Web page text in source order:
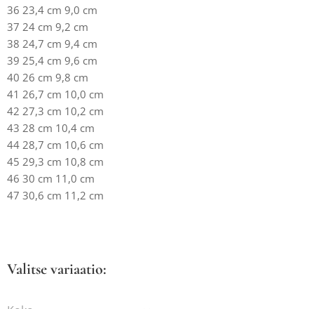
36 23,4 cm 9,0 cm
37 24 cm 9,2 cm
38 24,7 cm 9,4 cm
39 25,4 cm 9,6 cm
40 26 cm 9,8 cm
41 26,7 cm 10,0 cm
42 27,3 cm 10,2 cm
43 28 cm 10,4 cm
44 28,7 cm 10,6 cm
45 29,3 cm 10,8 cm
46 30 cm 11,0 cm
47 30,6 cm 11,2 cm
Valitse variaatio: